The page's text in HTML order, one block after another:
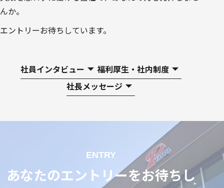
んか。
エントリーお待ちしています。
社員インタビュー
福利厚生・社内制度
社長メッセージ
ENTRY
あなたのエントリーをお待ちし